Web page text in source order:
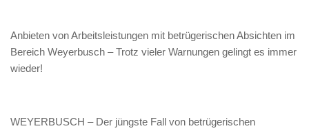
Anbieten von Arbeitsleistungen mit betrügerischen Absichten im
Bereich Weyerbusch – Trotz vieler Warnungen gelingt es immer
wieder!
WEYERBUSCH – Der jüngste Fall von betrügerischen